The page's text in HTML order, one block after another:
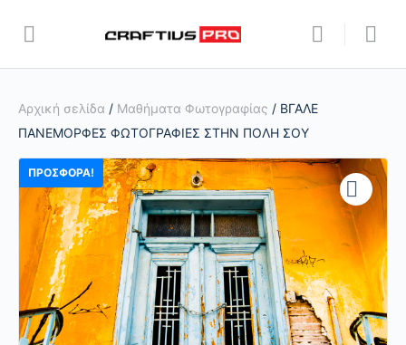
Αρχική σελίδα / Μαθήματα Φωτογραφίας / ΒΓΑΛΕ
ΠΑΝΕΜΟΡΦΕΣ ΦΩΤΟΓΡΑΦΙΕΣ ΣΤΗΝ ΠΟΛΗ ΣΟΥ
ΠΡΟΣΦΟΡΆ!